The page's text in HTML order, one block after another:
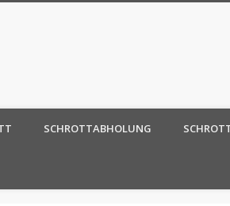
SCHROTTABHOLUNG